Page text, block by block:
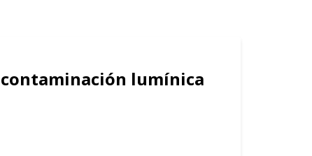
contaminación lumínica